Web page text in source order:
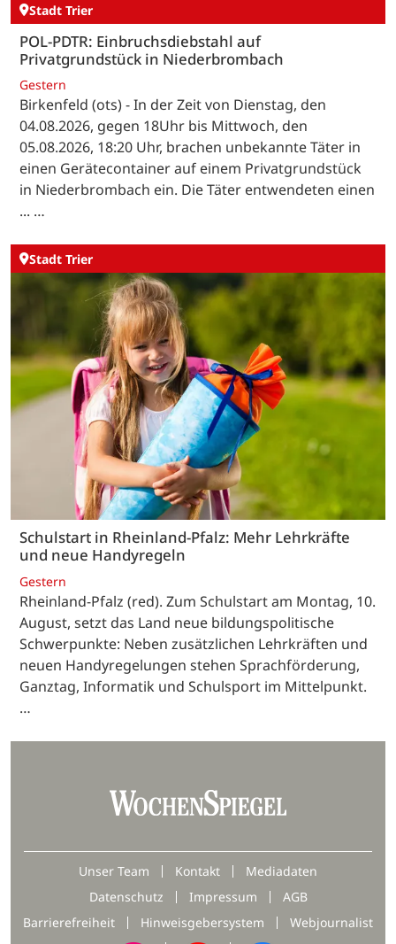
Stadt Trier
POL-PDTR: Einbruchsdiebstahl auf
Privatgrundstück in Niederbrombach
Gestern
Birkenfeld (ots) - In der Zeit von Dienstag, den
04.08.2026, gegen 18Uhr bis Mittwoch, den
05.08.2026, 18:20 Uhr, brachen unbekannte Täter in
einen Gerätecontainer auf einem Privatgrundstück
in Niederbrombach ein. Die Täter entwendeten einen
... …
Stadt Trier
Schulstart in Rheinland-Pfalz: Mehr Lehrkräfte
und neue Handyregeln
Gestern
Rheinland-Pfalz (red). Zum Schulstart am Montag, 10.
August, setzt das Land neue bildungspolitische
Schwerpunkte: Neben zusätzlichen Lehrkräften und
neuen Handyregelungen stehen Sprachförderung,
Ganztag, Informatik und Schulsport im Mittelpunkt.
…
Unser Team Kontakt
Mediadaten
Datenschutz
Impressum
AGB
Barrierefreiheit
Hinweisgebersystem Webjournalist